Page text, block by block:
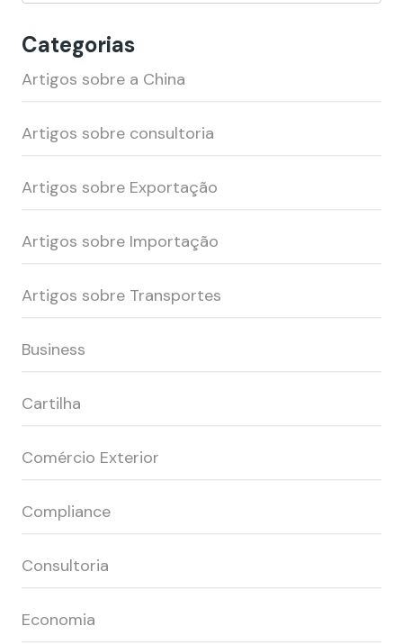
Categorias
Artigos sobre a China
Artigos sobre consultoria
Artigos sobre Exportação
Artigos sobre Importação
Artigos sobre Transportes
Business
Cartilha
Comércio Exterior
Compliance
Consultoria
Economia